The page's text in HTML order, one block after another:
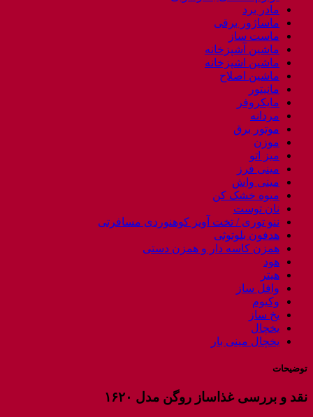
مادر برد
ماساژور برقی
ماست ساز
ماشین آشپزخانه
ماشین اشپزخانه
ماشین اصلاح
مانیتور
مایکروفر
مردانه
موتور برق
موزن
میز اتو
مینی فرز
مینی واش
میوه خشک کن
نان توست
ننو توری / تخت آویز کوهنوردی مسافرتی
هدفون بلوتوثی
همزن کاسه دار و همزن دستی
هود
هیتر
وافل ساز
وکیوم
یخ ساز
یخچال
یخچال مینی بار
توضیحات
نقد و بررسی غذاساز روگن مدل ۱۶۲۰